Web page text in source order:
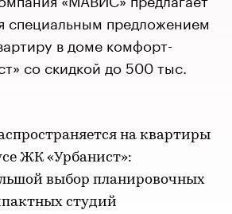
специальным предложением
в доме комфорт-
со скидкой до 500 тыс.
на квартиры
ЖК «Урбанист»:
выбор планировочных
студий